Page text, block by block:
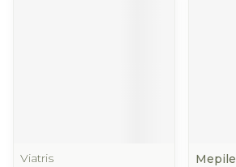
Viatris